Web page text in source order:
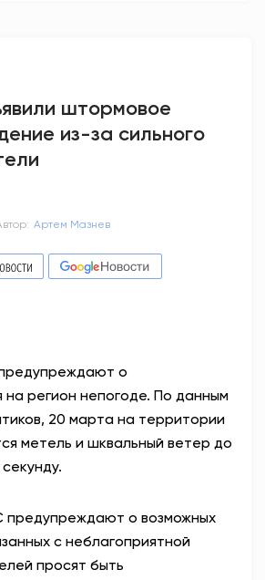
штормовое
из-за сильного
Артем Мазнев
о
регион непогоде. По данным
20 марта на территории
метель и шквальный ветер до
предупреждают о возможных
с неблагоприятной
просят быть